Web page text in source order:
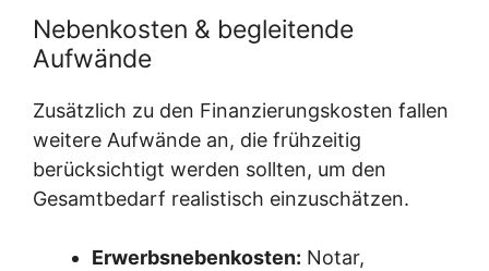
Nebenkosten & begleitende
Aufwände
Zusätzlich zu den Finanzierungskosten fallen
weitere Aufwände an, die frühzeitig
berücksichtigt werden sollten, um den
Gesamtbedarf realistisch einzuschätzen.
Erwerbsnebenkosten: Notar,